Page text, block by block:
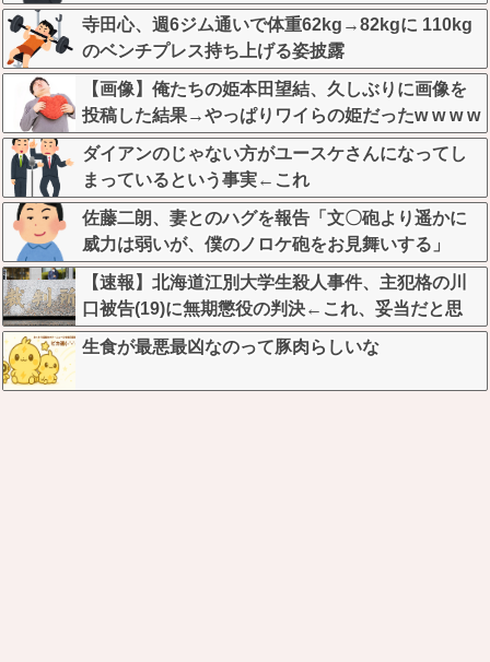
寺田心、週6ジム通いで体重62kg→82kgに 110kg
のベンチプレス持ち上げる姿披露
【画像】俺たちの姫本田望結、久しぶりに画像を
投稿した結果→やっぱりワイらの姫だったw w w w
w w w w w w
ダイアンのじゃない方がユースケさんになってし
まっているという事実←これ
佐藤二朗、妻とのハグを報告「文〇砲より遥かに
威力は弱いが、僕のノロケ砲をお見舞いする」
【速報】北海道江別大学生殺人事件、主犯格の川
口被告(19)に無期懲役の判決←これ、妥当だと思
う？？？？？？
生食が最悪最凶なのって豚肉らしいな